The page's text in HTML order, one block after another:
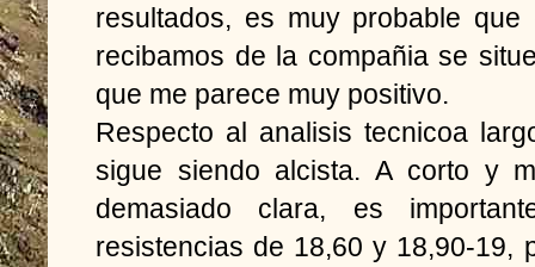
resultados, es muy probable
recibamos de la compañia se
que me parece muy positivo.
Respecto al analisis tecnicoa
sigue siendo alcista. A corto y
demasiado clara, es
resistencias de 18,60 y 18,90-19,